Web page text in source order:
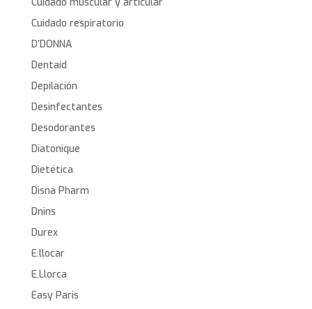
Cuidado respiratorio
D’DONNA
Dentaid
Depilación
Desinfectantes
Desodorantes
Diatonique
Dietética
Disna Pharm
Dnins
Durex
E.llocar
E.Llorca
Easy Paris